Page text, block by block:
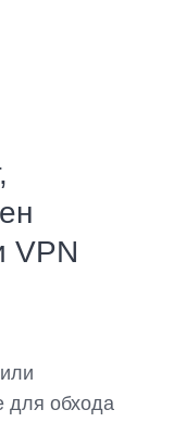
VPN
для обхода